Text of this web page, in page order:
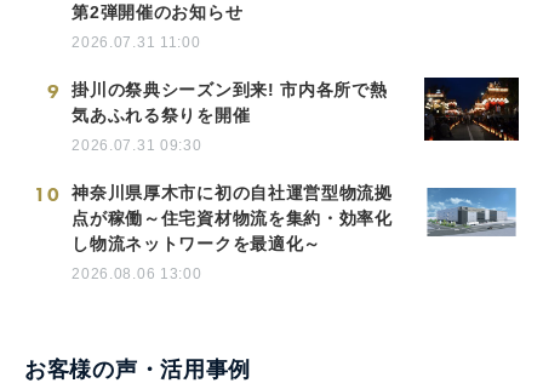
第2弾開催のお知らせ
2026.07.31 11:00
9
掛川の祭典シーズン到来! 市内各所で熱
気あふれる祭りを開催
2026.07.31 09:30
10
神奈川県厚木市に初の自社運営型物流拠
点が稼働～住宅資材物流を集約・効率化
し物流ネットワークを最適化～
2026.08.06 13:00
お客様の声・活用事例